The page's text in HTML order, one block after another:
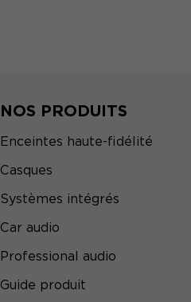
NOS PRODUITS
Enceintes haute-fidélité
Casques
Systèmes intégrés
Car audio
Professional audio
Guide produit